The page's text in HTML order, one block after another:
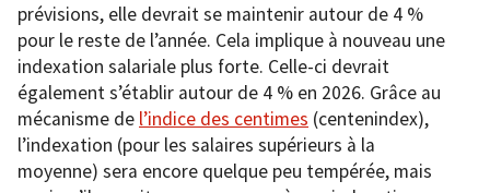
prévisions, elle devrait se maintenir autour de 4 %
pour le reste de l’année. Cela implique à nouveau une
indexation salariale plus forte. Celle-ci devrait
également s’établir autour de 4 % en 2026. Grâce au
mécanisme de l’indice des centimes (centenindex),
l’indexation (pour les salaires supérieurs à la
moyenne) sera encore quelque peu tempérée, mais